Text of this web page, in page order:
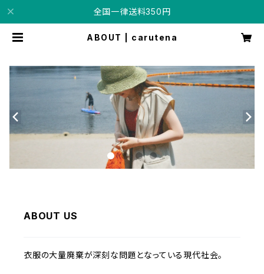
全国一律送料350円
ABOUT | carutena
ABOUT US
衣服の大量廃棄が深刻な問題となっている現代社会。